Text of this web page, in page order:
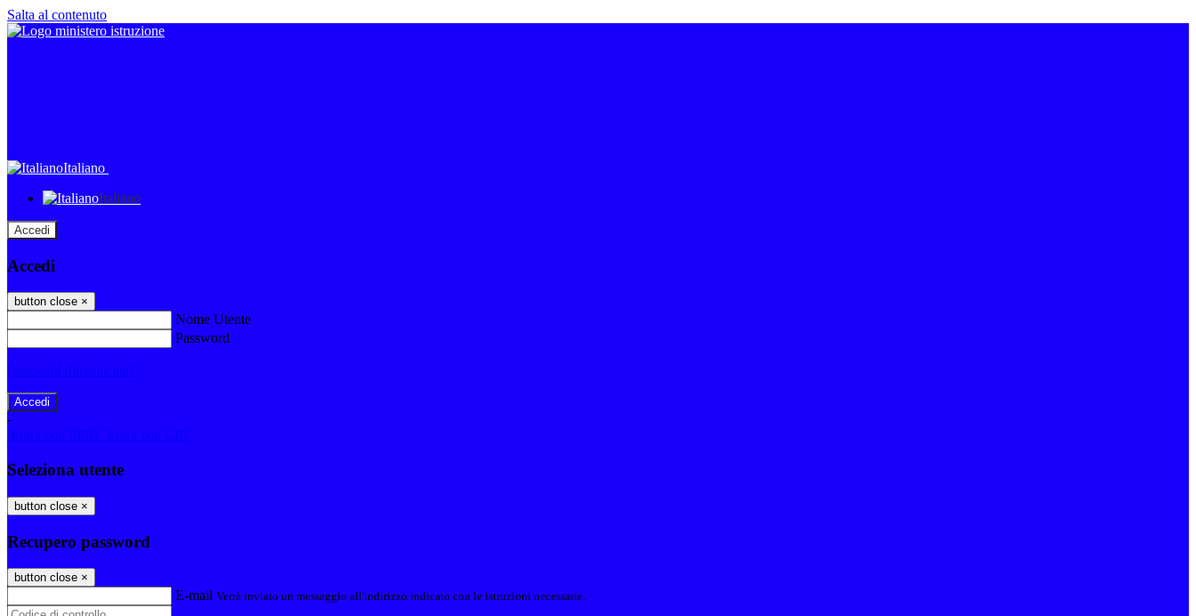
Salta al contenuto
Italiano
Italiano
Accedi
Accedi
button close ×
Nome Utente
Password
Password dimenticata?
-
Entra con SPID
Entra con CIE
Seleziona utente
button close ×
Recupero password
button close ×
E-mail Verrà inviato un messaggio all'indirizzo indicato con le istruzioni necessarie.